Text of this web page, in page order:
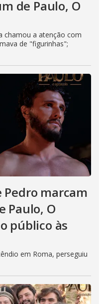
de Paulo, O
chamou a atenção com
de "figurinhas";
Pedro marcam
Paulo, O
público às
em Roma, perseguiu